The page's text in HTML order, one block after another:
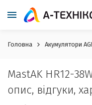
Головна Акумулятори
MastAK HR12-
опис, відгуки,